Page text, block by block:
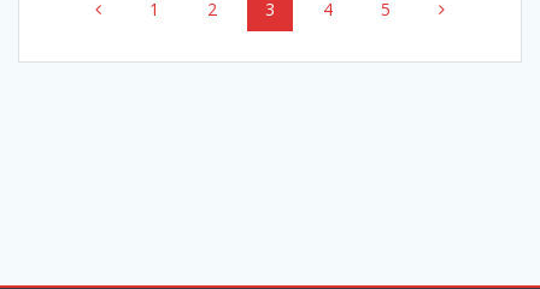
Seite
1 Seite
2 Seite
3 Seite
4 Seite
5